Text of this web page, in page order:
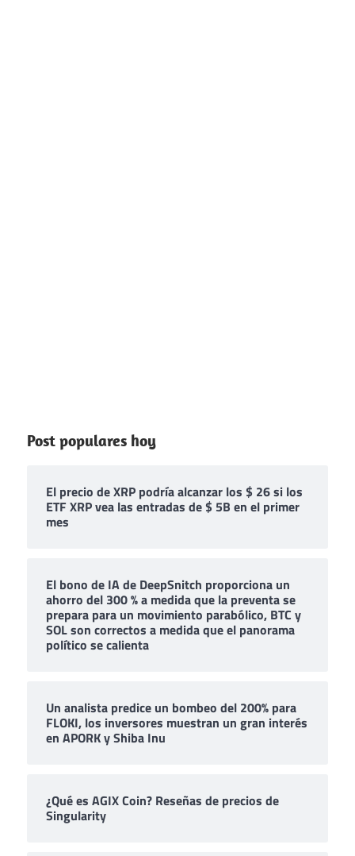
Post populares hoy
El precio de XRP podría alcanzar los $ 26 si los
ETF XRP vea las entradas de $ 5B en el primer
mes
El bono de IA de DeepSnitch proporciona un
ahorro del 300 % a medida que la preventa se
prepara para un movimiento parabólico, BTC y
SOL son correctos a medida que el panorama
político se calienta
Un analista predice un bombeo del 200% para
FLOKI, los inversores muestran un gran interés
en APORK y Shiba Inu
¿Qué es AGIX Coin? Reseñas de precios de
Singularity